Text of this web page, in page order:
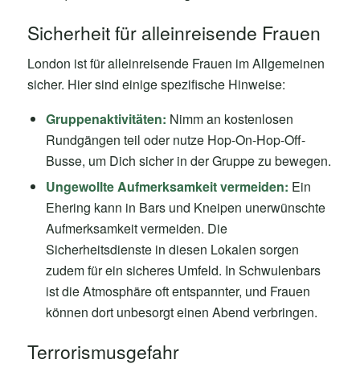
Sicherheit für alleinreisende Frauen
London ist für alleinreisende Frauen im Allgemeinen
sicher. Hier sind einige spezifische Hinweise:
Gruppenaktivitäten: Nimm an kostenlosen
Rundgängen teil oder nutze Hop-On-Hop-Off-
Busse, um Dich sicher in der Gruppe zu bewegen.
Ungewollte Aufmerksamkeit vermeiden: Ein
Ehering kann in Bars und Kneipen unerwünschte
Aufmerksamkeit vermeiden. Die
Sicherheitsdienste in diesen Lokalen sorgen
zudem für ein sicheres Umfeld. In Schwulenbars
ist die Atmosphäre oft entspannter, und Frauen
können dort unbesorgt einen Abend verbringen.
Terrorismusgefahr